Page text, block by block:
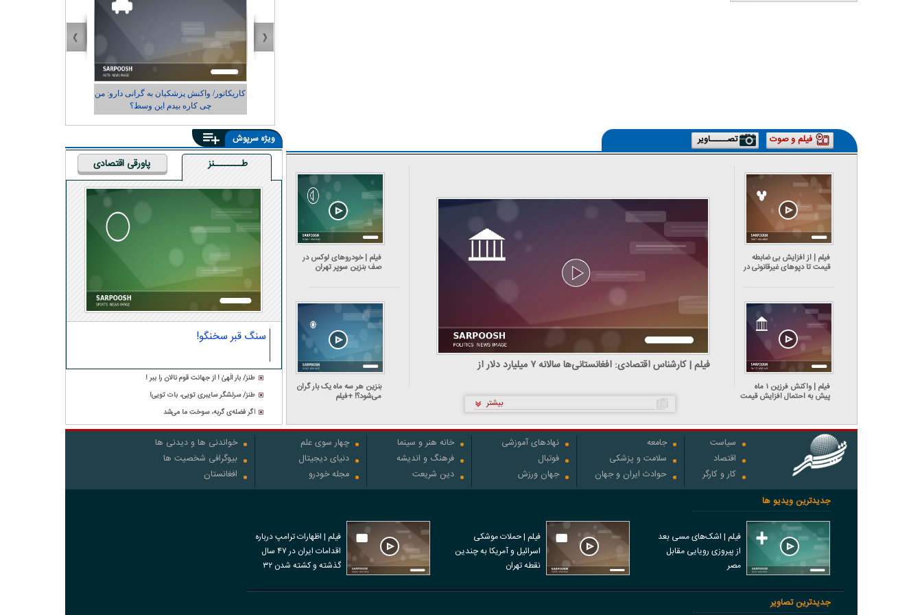
کاریکاتور/ واکنش پزشکیان به گرانی دارو: من
کاریکاتور/ رضایت زاکانی از عملکردش در
شهرداری تهران
فیلم و صوت
فیلم | کارشناس اقتصادی: افغانستانی‌ها سالانه ۷ میلیارد دلار از
فیلم | از افزایش بی ضابطه
قیمت تا دپوهای غیرقانونی در
فیلم | واکنش فرزین ۱ ماه
پیش به احتمال افزایش قیمت
فیلم | خودرو‌های لوکس در
صف بنزین سوپر تهران
بنزین هر سه ماه یک بار گران
می‌شود؟! +فیلم بیشتر
تصـــــاویر ویژه سرپوش
طــــــــنز
سنگ قبر سخنگو!
طنز/ بار الٰهیٰ ! از جهانت قوم نالان را ببر !
طنز/ سرلشگر سایبری تویی، بات تویی!
اگر فضله‌ی گربه، سوخت ما می‌شد
پاورقی اقتصادی
سیاست
اقتصاد
کار و کارگر
جامعه
سلامت و پزشکی
حوادث ایران و جهان
نهادهای آموزشی
فوتبال
جهان ورزش
خانه هنر و سینما
فرهنگ و اندیشه
دین شریعت
چهار سوی علم
دنیای دیجیتال
مجله خودرو
خواندنی ها و دیدنی ها
بیوگرافی شخصیت ها
افغانستان
جدیدترین ویدیو ها
فیلم | اشک‌های مسی بعد
از پیروزی رویایی مقابل
مصر
فیلم | حملات موشکی
اسرائیل و آمریکا به چندین
نقطه تهران
فیلم | اظهارات ترامپ درباره
اقدامات ایران در ۴۷ سال
گذشته و کشته شدن ۳۲
جدیدترین تصاویر